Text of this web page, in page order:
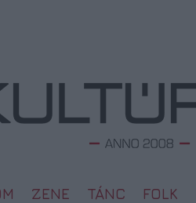
ZENE TÁNC FOLK